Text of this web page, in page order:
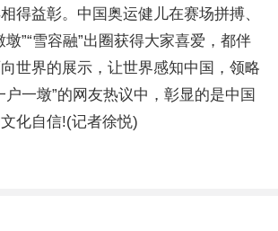
得益彰。中国奥运健儿在赛场拼搏、
墩”“雪容融”出圈获得大家喜爱，都伴
世界的展示，让世界感知中国，领略
户一墩”的网友热议中，彰显的是中国
化自信!(记者徐悦)